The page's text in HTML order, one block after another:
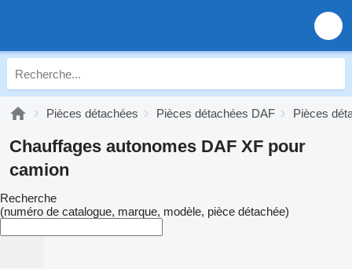
Pièces détachées Pièces détachées DAF Pièces
Chauffages autonomes DAF XF pour
camion
Recherche
(numéro de catalogue, marque, modèle, pièce détachée)